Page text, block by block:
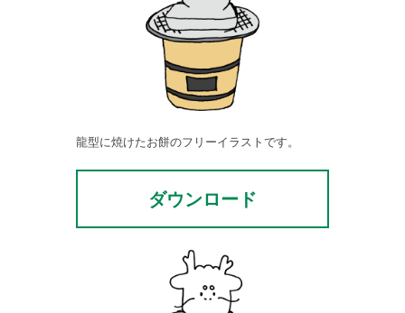
龍型に焼けたお餅のフリーイラストです。
ダウンロード